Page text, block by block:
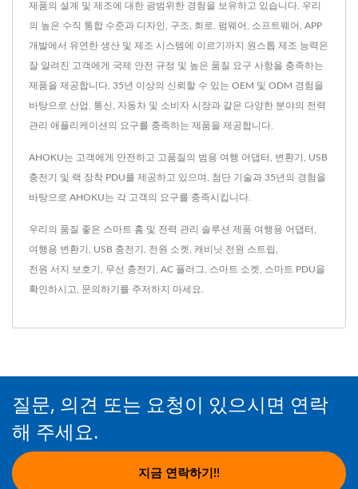
제품의 설계 및 제조에 대한 광범위한 경험을 보유하고 있습니다. 우리
의 높은 수직 통합 수준과 디자인, 구조, 회로, 펌웨어, 소프트웨어, APP
개발에서 유연한 생산 및 제조 시스템에 이르기까지 원스톱 제조 능력은
잘 알려진 고객에게 국제 안전 규정 및 높은 품질 요구 사항을 충족하는
제품을 제공합니다. 35년 이상의 신뢰할 수 있는 OEM 및 ODM 경험을
바탕으로 산업, 통신, 자동차 및 소비자 시장과 같은 다양한 분야의 전력
관리 애플리케이션의 요구를 충족하는 제품을 제공합니다.
AHOKU는 고객에게 안전하고 고품질의 범용 여행 어댑터, 변환기, USB
충전기 및 랙 장착 PDU를 제공하고 있으며, 첨단 기술과 35년의 경험을
바탕으로 AHOKU는 각 고객의 요구를 충족시킵니다.
우리의 품질 좋은 스마트 홈 및 전력 관리 솔루션 제품 여행용 어댑터
여행용 변환기 USB 충전기 전원 소켓 캐비닛 전원 스트립
전원 서지 보호기 무선 충전기 AC 플러그 스마트 소켓 스마트 PDU을
확인하시고, 문의하기 를 주저하지 마세요.
질문, 의견 또는 요청이 있으시면 연락
해 주세요.
지금 연락하기!!